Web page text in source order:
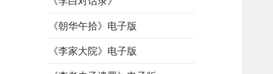
《朝华午拾》电子版
《李家大院》电子版